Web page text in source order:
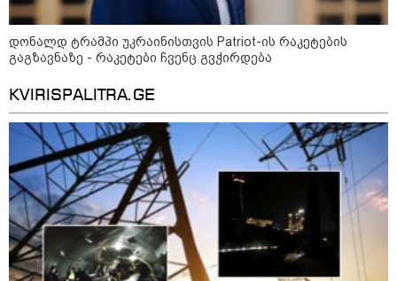
დონალდ ტრამპი უკრაინისთვის Patriot-ის რაკეტების
გაგზავნაზე - რაკეტები ჩვენც გვჭირდება
KVIRISPALITRA.GE